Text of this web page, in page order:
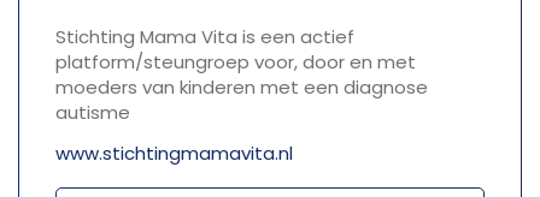
Stichting Mama Vita is een actief
platform/steungroep voor, door en met
moeders van kinderen met een diagnose
autisme
www.stichtingmamavita.nl